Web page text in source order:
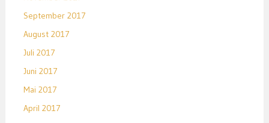
September 2017
August 2017
Juli 2017
Juni 2017
Mai 2017
April 2017